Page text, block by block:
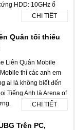
HDD: 10GHz ổ
CHI TIẾT
Quân tối thiểu
Liên Quân Mobile
thì các anh em
ai là không biết đến
Tiếng Anh là Arena of
CHI TIẾT
Trên PC,